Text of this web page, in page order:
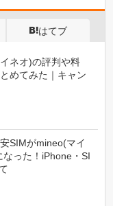
はてブ
ネオ)の評判や料
めてみた｜キャン
SIMがmineo(マイ
った！iPhone・SI